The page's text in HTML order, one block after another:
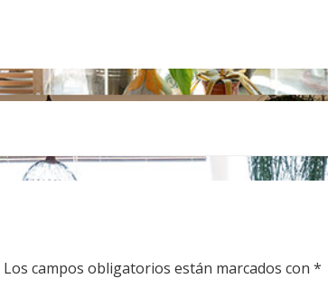
Los campos obligatorios están marcados con *